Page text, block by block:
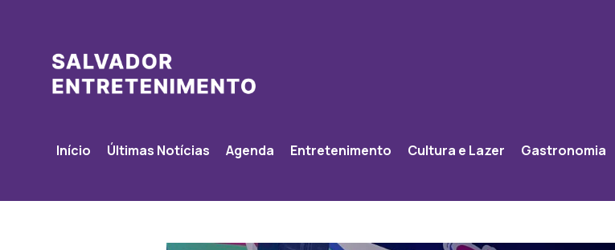
Início Últimas Notícias Agenda Entretenimento Cultura e Lazer Gastronomia